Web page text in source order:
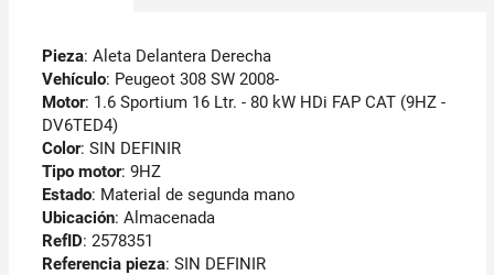
Pieza: Aleta Delantera Derecha
Vehículo: Peugeot 308 SW 2008-
Motor: 1.6 Sportium 16 Ltr. - 80 kW HDi FAP CAT (9HZ -
DV6TED4)
Color: SIN DEFINIR
Tipo motor: 9HZ
Estado: Material de segunda mano
Ubicación: Almacenada
RefID: 2578351
Referencia pieza: SIN DEFINIR